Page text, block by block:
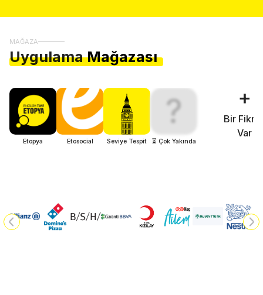
MAĞAZA
Uygulama Mağazası
Etopya Etosocial Seviye Tespit
?
⏳ Çok Yakında
+
Bir
Var